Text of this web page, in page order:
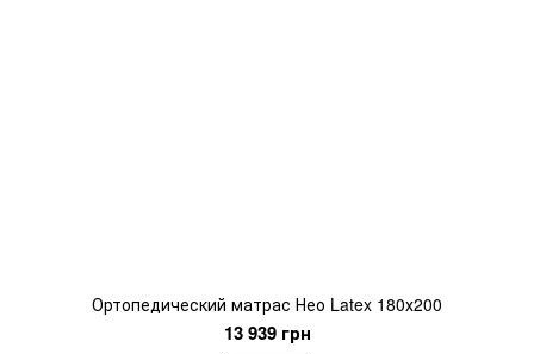
Ортопедический матрас Нео Latex 180х200
13 939 грн